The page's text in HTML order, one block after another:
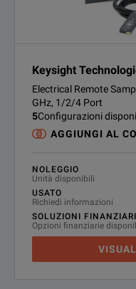
Keysight
Electrical Remote
GHz, 1/2/4 Port
5Configurazioni
AGGIUNGI AL
NOLEGGIO
Unità disponibili
USATO
Richiedi informazioni
SOLUZIONI
Opzioni finanziarie